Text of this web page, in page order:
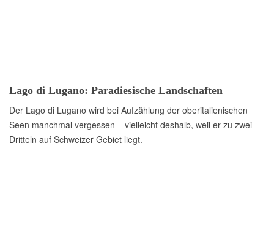
Lago di Lugano: Paradiesische Landschaften
Der Lago di Lugano wird bei Aufzählung der oberitalienischen
Seen manchmal vergessen – vielleicht deshalb, weil er zu zwei
Dritteln auf Schweizer Gebiet liegt.